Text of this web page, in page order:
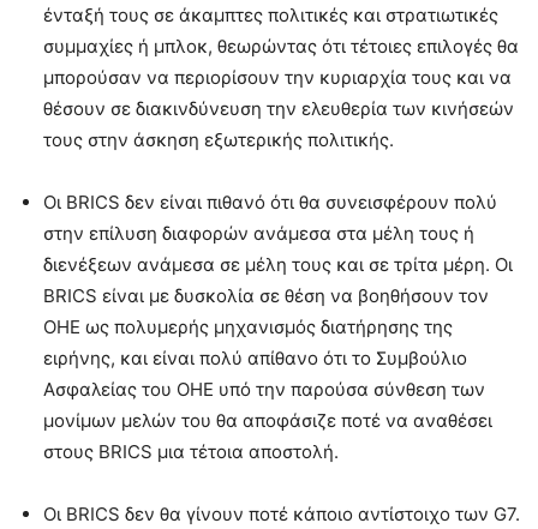
ένταξή τους σε άκαμπτες πολιτικές και στρατιωτικές
συμμαχίες ή μπλοκ, θεωρώντας ότι τέτοιες επιλογές θα
μπορούσαν να περιορίσουν την κυριαρχία τους και να
θέσουν σε διακινδύνευση την ελευθερία των κινήσεών
τους στην άσκηση εξωτερικής πολιτικής.
Οι BRICS δεν είναι πιθανό ότι θα συνεισφέρουν πολύ
στην επίλυση διαφορών ανάμεσα στα μέλη τους ή
διενέξεων ανάμεσα σε μέλη τους και σε τρίτα μέρη. Οι
BRICS είναι με δυσκολία σε θέση να βοηθήσουν τον
ΟΗΕ ως πολυμερής μηχανισμός διατήρησης της
ειρήνης, και είναι πολύ απίθανο ότι το Συμβούλιο
Ασφαλείας του ΟΗΕ υπό την παρούσα σύνθεση των
μονίμων μελών του θα αποφάσιζε ποτέ να αναθέσει
στους BRICS μια τέτοια αποστολή.
Οι BRICS δεν θα γίνουν ποτέ κάποιο αντίστοιχο των G7.